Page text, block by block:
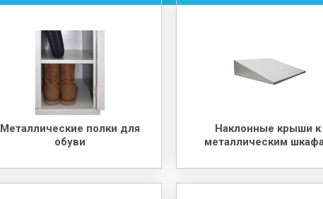
Металлические полки для
обуви
Наклонные крыши к
металлическим